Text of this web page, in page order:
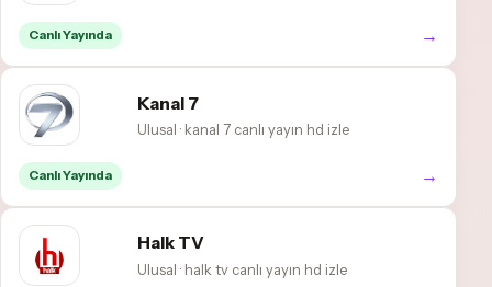
Canlı Yayında →
Kanal 7
Ulusal · kanal 7 canlı yayın hd izle
Canlı Yayında →
Halk TV
Ulusal · halk tv canlı yayın hd izle